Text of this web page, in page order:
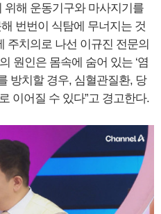
위해 운동기구와 마사지기를
번번이 식탐에 무너지는 것
주치의로 나선 이규진 전문의
원인은 몸속에 숨어 있는 ‘염
방치할 경우, 심혈관질환, 당
이어질 수 있다”고 경고한다.